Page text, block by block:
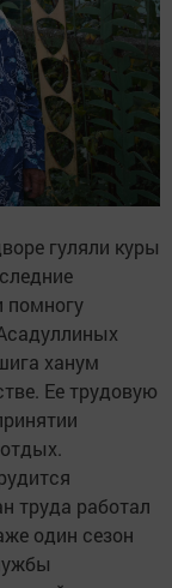
гуляли куры
помногу
ханум
Ее трудовую
труда работал
один сезон